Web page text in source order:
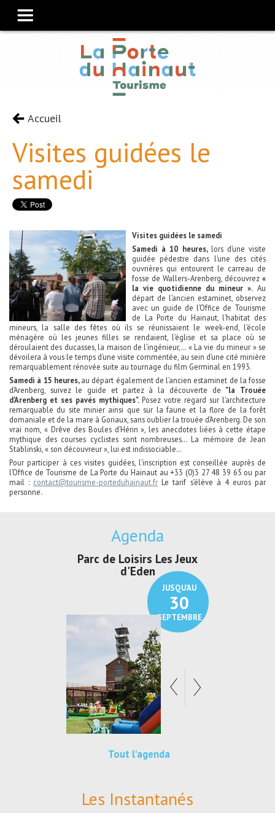
Accueil
Visites guidées le
samedi
Visites guidées le samedi
Samedi à 10 heures, lors d’une visite
guidée pédestre dans l’une des cités
ouvrières qui entourent le carreau de
fosse de Wallers-Arenberg, découvrez «
la vie quotidienne du mineur ». Au
départ de l’ancien estaminet, observez
avec un guide de l’Office de Tourisme
de La Porte du Hainaut, l’habitat des
mineurs, la salle des fêtes où ils se réunissaient le week-end, l’école
ménagère où les jeunes filles se rendaient, l’église et sa place où se
déroulaient des ducasses, la maison de l’ingénieur,… « La vie du mineur » se
dévoilera à vous le temps d’une visite commentée, au sein d’une cité minière
remarquablement rénovée suite au tournage du film Germinal en 1993.
Samedi à 15 heures,au départ également de l’ancien estaminet de la fosse
d’Arenberg, suivez le guide et partez à la découverte de "la Trouée
d'Arenberg et ses pavés mythiques".Posez votre regard sur l’architecture
remarquable du site minier ainsi que sur la faune et la flore de la forêt
domaniale et de la mare à Goriaux, sans oublier la trouée d’Arenberg. De son
vrai nom, « Drêve des Boules d’Hérin », les anecdotes liées à cette étape
mythique des courses cyclistes sont nombreuses… La mémoire de Jean
Stablinski, « son découvreur », lui est indissociable…
Pour participer à ces visites guidées, l’inscription est conseillée auprès de
l’Office de Tourisme de La Porte du Hainaut au +33 (0)3 27 48 39 65 ou par
mail : contact@tourisme-porteduhainaut.fr Le tarif s’élève à 4 euros par
personne.
Agenda
JUSQU'AU
30
SEPTEMBRE
Parc de Loisirs Les Jeux
d'Eden
Tout l'agenda
Les Instantanés